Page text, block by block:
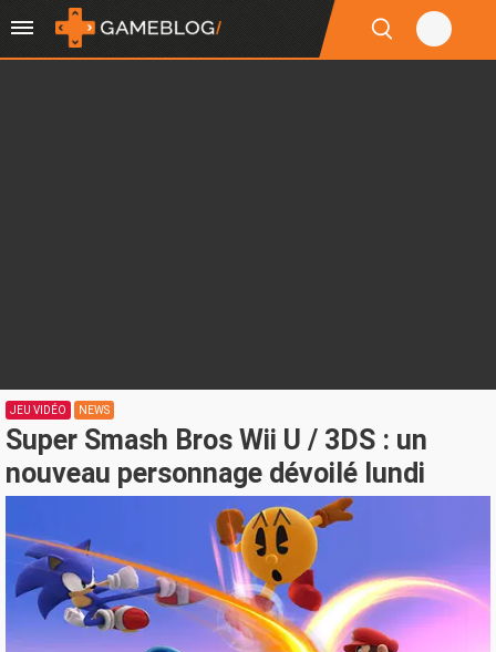
JEU VIDÉO NEWS
Super Smash Bros Wii U / 3DS : un
nouveau personnage dévoilé lundi